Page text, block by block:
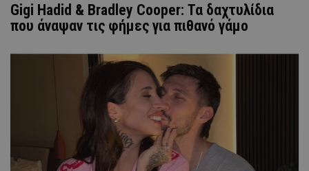
Gigi Hadid & Bradley Cooper: Τα δαχτυλίδια
που άναψαν τις φήμες για πιθανό γάμο